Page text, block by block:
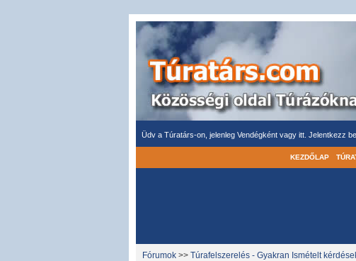
Üdv a Túratárs-on, jelenleg Vendégként vagy itt. Jelentkezz be
KEZDŐLAP
Fórumok >> Túrafelszerelés - Gyakran Ismételt